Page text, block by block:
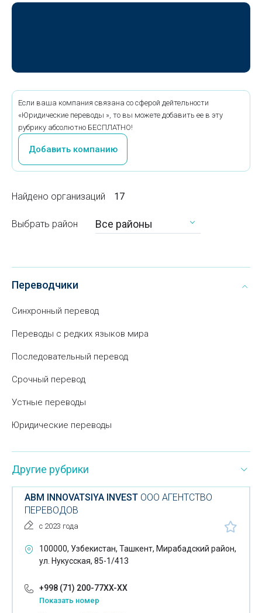
Если ваша компания связана со сферой дейтельности
«Юридические переводы », то вы можете добавить ее в эту
рубрику абсолютно БЕСПЛАТНО!
Добавить компанию
Найдено организаций 17
Выбрать район Все районы
Переводчики
Синхронный перевод
Переводы с редких языков мира
Последовательный перевод
Срочный перевод
Устные переводы
Юридические переводы
Другие рубрики
ABM INNOVATSIYA INVEST ООО АГЕНТСТВО
ПЕРЕВОДОВ
с 2023 года
100000, Узбекистан, Ташкент, Мирабадский район,
ул. Нукусская, 85-1/413
+998 (71) 200-77XX-XX
Показать номер